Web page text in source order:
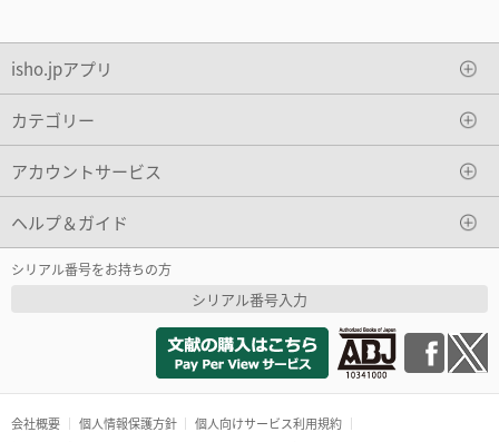
isho.jpアプリ
カテゴリー
アカウントサービス
ヘルプ＆ガイド
シリアル番号をお持ちの方
シリアル番号入力
会社概要 個人情報保護方針
個人向けサービス利用規約